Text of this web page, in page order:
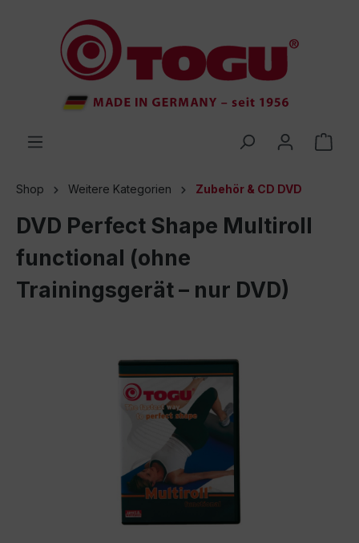
springen
Shop Weitere Kategorien Zubehör & CD DVD
DVD Perfect Shape Multiroll
functional (ohne
Trainingsgerät – nur DVD)